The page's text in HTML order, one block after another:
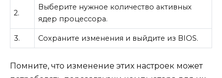
2.
Выберите нужное количество активных
ядер процессора.
3. Сохраните изменения и выйдите из BIOS.
Помните, что изменение этих настроек может